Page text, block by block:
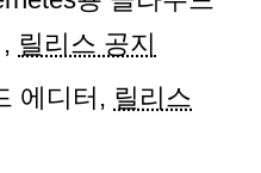
릴리스 공지
에디터, 릴리스